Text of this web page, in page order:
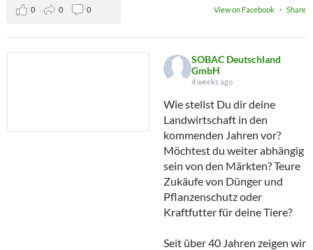
View on Facebook · Share
0 0 0
SOBAC Deutschland
GmbH
4 weeks ago
Wie stellst Du dir deine
Landwirtschaft in den
kommenden Jahren vor?
Möchtest du weiter abhängig
sein von den Märkten? Teure
Zukäufe von Dünger und
Pflanzenschutz oder
Kraftfutter für deine Tiere?
Seit über 40 Jahren zeigen wir